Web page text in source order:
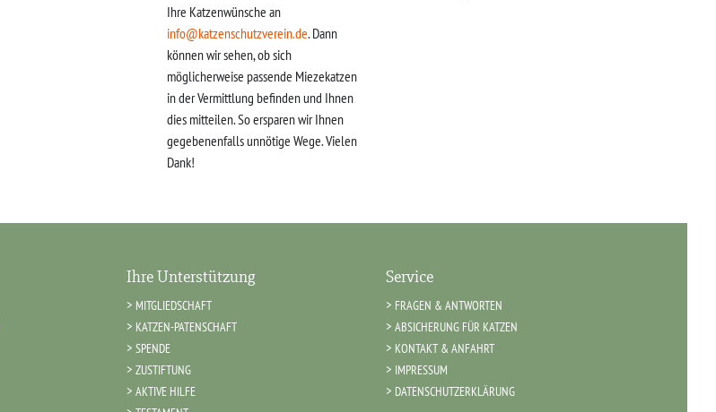
Ihre Katzenwünsche an
info@katzenschutzverein.de. Dann
können wir sehen, ob sich
möglicherweise passende Miezekatzen
in der Vermittlung befinden und Ihnen
dies mitteilen. So ersparen wir Ihnen
gegebenenfalls unnötige Wege. Vielen
Dank!
Ihre Unterstützung
MITGLIEDSCHAFT
KATZEN-PATENSCHAFT
SPENDE
ZUSTIFTUNG
AKTIVE HILFE
Service
FRAGEN & ANTWORTEN
ABSICHERUNG FÜR KATZEN
KONTAKT & ANFAHRT
IMPRESSUM
DATENSCHUTZERKLÄRUNG